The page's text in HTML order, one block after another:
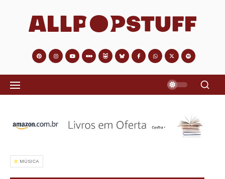
MÚSICA